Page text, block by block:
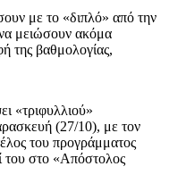
με το «διπλό» από την
μειώσουν ακόμα
της βαθμολογίας,
«τριφυλλιού»
(27/10), με τον
του προγράμματος
του στο «Απόστολος